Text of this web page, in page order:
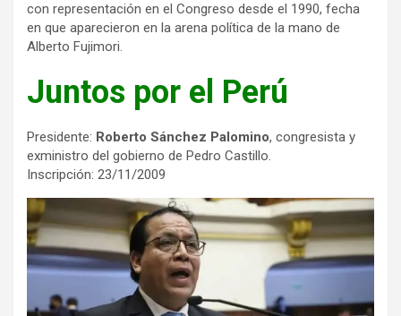
con representación en el Congreso desde el 1990, fecha
en que aparecieron en la arena política de la mano de
Alberto Fujimori.
Juntos por el Perú
Presidente: Roberto Sánchez Palomino, congresista y
exministro del gobierno de Pedro Castillo.
Inscripción: 23/11/2009